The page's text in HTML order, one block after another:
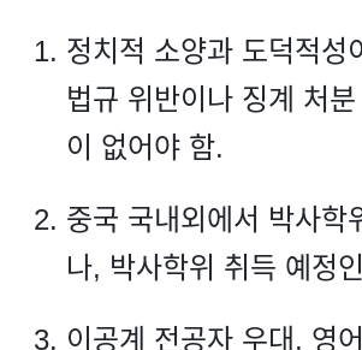
정치적 소양과 도덕적성
법규 위반이나 징계 처
이 없어야 함.
중국 국내외에서 박사학
나, 박사학위 취득 예정
이공계 전공자 우대, 영